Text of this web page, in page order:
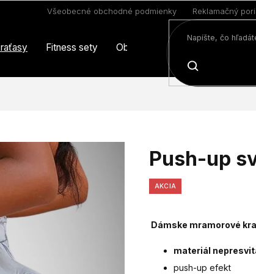
Všeobecné obchodné podmienky Reklamačný
HĽADAŤ
Fitness sety Oblečenie
Push-up
AKCIA
Dámske mramorové
materiál
push-up efekt